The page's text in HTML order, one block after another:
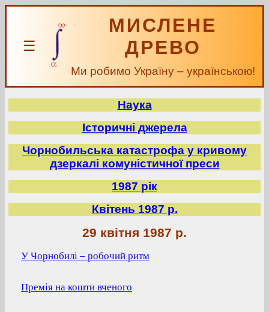
☰
МИСЛЕНЕ
ДРЕВО
Ми робимо Україну – українською!
Наука
Історичні джерела
Чорнобильська катастрофа у кривому
дзеркалі комуністичної преси
1987 рік
Квітень 1987 р.
29 квітня 1987 р.
У Чорнобилі – робочий ритм
Премія на кошти вченого